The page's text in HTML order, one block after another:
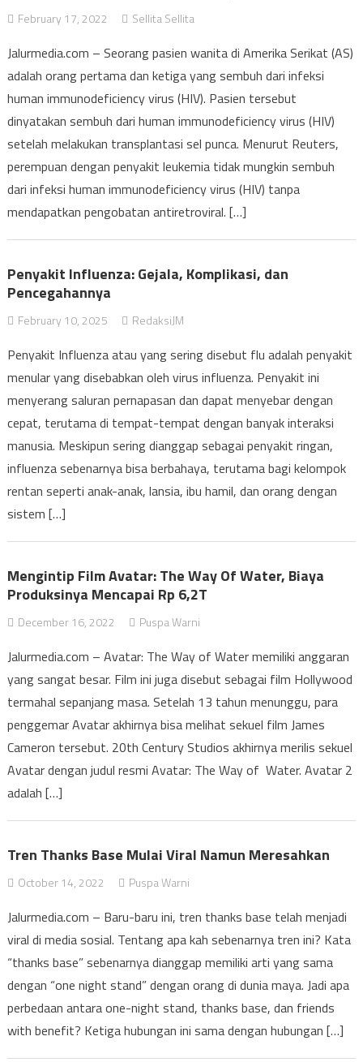
February 17, 2022 Sellita Sellita
Jalurmedia.com – Seorang pasien wanita di Amerika Serikat (AS)
adalah orang pertama dan ketiga yang sembuh dari infeksi
human immunodeficiency virus (HIV). Pasien tersebut
dinyatakan sembuh dari human immunodeficiency virus (HIV)
setelah melakukan transplantasi sel punca. Menurut Reuters,
perempuan dengan penyakit leukemia tidak mungkin sembuh
dari infeksi human immunodeficiency virus (HIV) tanpa
mendapatkan pengobatan antiretroviral. […]
Penyakit Influenza: Gejala, Komplikasi, dan
Pencegahannya
February 10, 2025 RedaksiJM
Penyakit Influenza atau yang sering disebut flu adalah penyakit
menular yang disebabkan oleh virus influenza. Penyakit ini
menyerang saluran pernapasan dan dapat menyebar dengan
cepat, terutama di tempat-tempat dengan banyak interaksi
manusia. Meskipun sering dianggap sebagai penyakit ringan,
influenza sebenarnya bisa berbahaya, terutama bagi kelompok
rentan seperti anak-anak, lansia, ibu hamil, dan orang dengan
sistem […]
Mengintip Film Avatar: The Way Of Water, Biaya
Produksinya Mencapai Rp 6,2T
December 16, 2022 Puspa Warni
Jalurmedia.com – Avatar: The Way of Water memiliki anggaran
yang sangat besar. Film ini juga disebut sebagai film Hollywood
termahal sepanjang masa. Setelah 13 tahun menunggu, para
penggemar Avatar akhirnya bisa melihat sekuel film James
Cameron tersebut. 20th Century Studios akhirnya merilis sekuel
Avatar dengan judul resmi Avatar: The Way of Water. Avatar 2
adalah […]
Tren Thanks Base Mulai Viral Namun Meresahkan
October 14, 2022 Puspa Warni
Jalurmedia.com – Baru-baru ini, tren thanks base telah menjadi
viral di media sosial. Tentang apa kah sebenarnya tren ini? Kata
“thanks base” sebenarnya dianggap memiliki arti yang sama
dengan “one night stand” dengan orang di dunia maya. Jadi apa
perbedaan antara one-night stand, thanks base, dan friends
with benefit? Ketiga hubungan ini sama dengan hubungan […]